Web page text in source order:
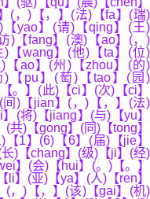
(，)【，】(法)【fa】(瑞)
【yao】(请)【qing】(王)
)【fang】(澳)【ao】(，)
)【wang】(他)【ta】(位)
【ao】(州)【zhou】(的)
)【pu】(萄)【tao】(园)
。】(此)【ci】(次)【ci】
)【jian】(，)【，】(法)
(将)【jiang】(与)【yu】
共)【gong】(同)【tong】
1】(6)【6】(届)【jie】
)【chang】(级)【ji】(经)
】(会)【hui】(。)【。】
li】(亚)【ya】(人)【ren】
(，)【，】(该)【gai】(机)